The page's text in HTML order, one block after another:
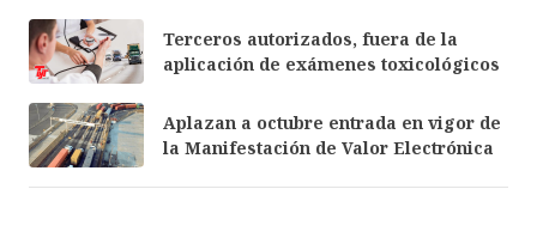
Terceros autorizados, fuera de la
aplicación de exámenes toxicológicos
Aplazan a octubre entrada en vigor de
la Manifestación de Valor Electrónica